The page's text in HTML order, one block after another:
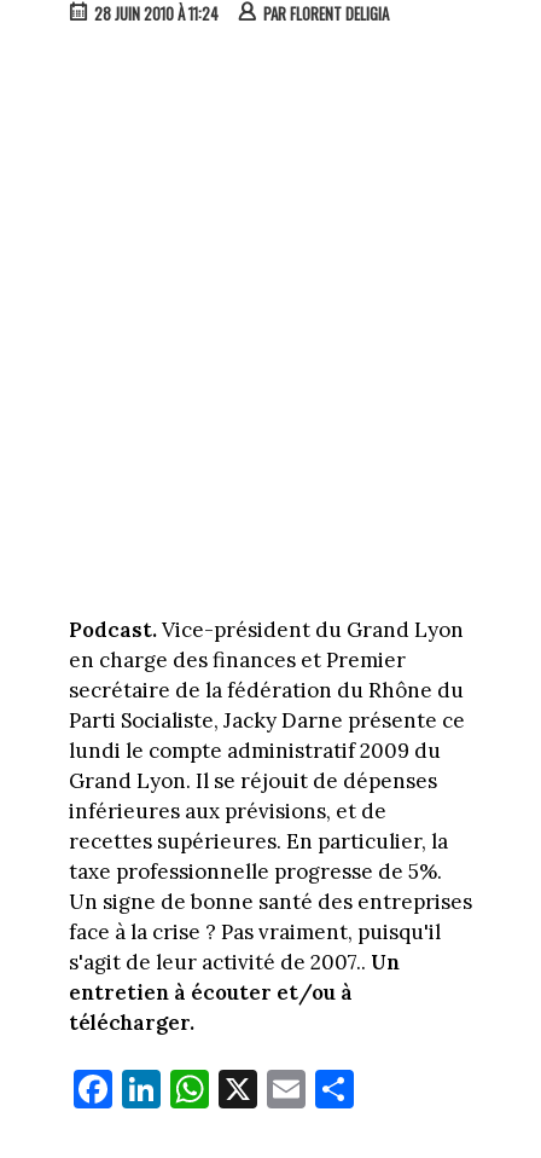
28 JUIN 2010 À 11:24 PARFLORENT DELIGIA
Podcast.Vice-président du Grand Lyon
en charge des finances et Premier
secrétaire de la fédération du Rhône du
Parti Socialiste, Jacky Darne présente ce
lundi le compte administratif 2009 du
Grand Lyon. Il se réjouit de dépenses
inférieures aux prévisions, et de
recettes supérieures. En particulier, la
taxe professionnelle progresse de 5%.
Un signe de bonne santé des entreprises
face à la crise ? Pas vraiment, puisqu'il
s'agit de leur activité de 2007.. Un
entretien à écouter et/ou à
télécharger.
Fa
ce
Li
nk
W
ha
X E
m
Pa